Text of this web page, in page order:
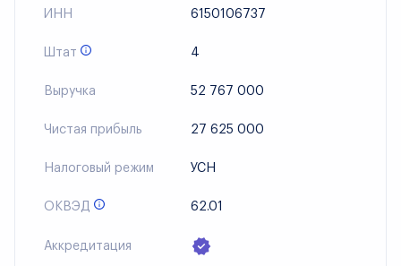
ИНН 6150106737
Штат 4
Выручка 52 767 000
Чистая прибыль 27 625 000
Налоговый режим УСН
ОКВЭД 62.01
Аккредитация